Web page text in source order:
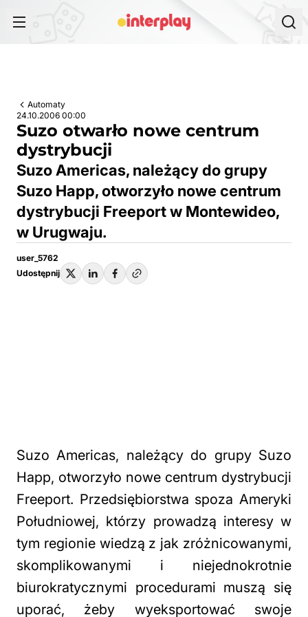
Automaty
24.10.2006 00:00
Suzo otwarło nowe centrum
dystrybucji
Suzo Americas, należący do grupy
Suzo Happ, otworzyło nowe centrum
dystrybucji Freeport w Montewideo,
w Urugwaju.
user_5762
Udostępnij
Suzo Americas, należący do grupy Suzo
Happ, otworzyło nowe centrum dystrybucji
Freeport. Przedsiębiorstwa spoza Ameryki
Południowej, którzy prowadzą interesy w
tym regionie wiedzą z jak zróżnicowanymi,
skomplikowanymi i niejednokrotnie
biurokratycznymi procedurami muszą się
uporać, żeby wyeksportować swoje